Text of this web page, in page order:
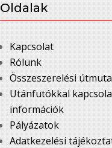
Oldalak
Kapcsolat
Rólunk
Összeszerelési
Utánfutókkal
információk
Pályázatok
Adatkezelési